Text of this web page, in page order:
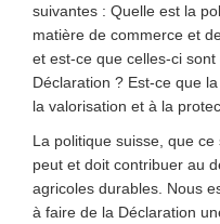
suivantes : Quelle est la
matière de commerce et
et est-ce que celles-ci
Déclaration ? Est-ce que
la valorisation et à la
La politique suisse, que
peut et doit contribuer au
agricoles durables. Nous
à faire de la Déclaration